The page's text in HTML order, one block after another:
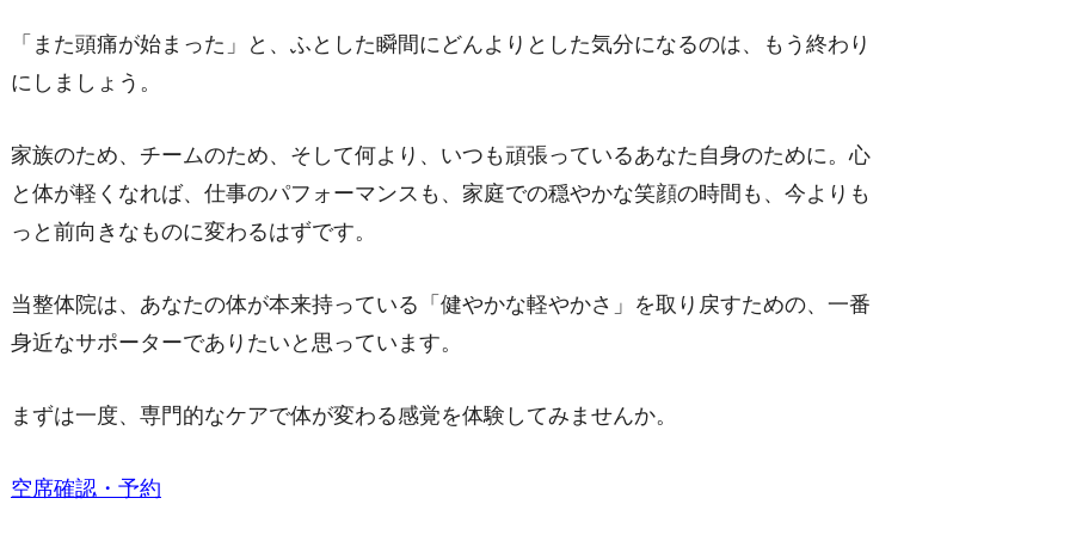
「また頭痛が始まった」と、ふとした瞬間にどんよりとした気分になるのは、もう終わり
にしましょう。
家族のため、チームのため、そして何より、いつも頑張っているあなた自身のために。心
と体が軽くなれば、仕事のパフォーマンスも、家庭での穏やかな笑顔の時間も、今よりも
っと前向きなものに変わるはずです。
当整体院は、あなたの体が本来持っている「健やかな軽やかさ」を取り戻すための、一番
身近なサポーターでありたいと思っています。
まずは一度、専門的なケアで体が変わる感覚を体験してみませんか。
空席確認・予約